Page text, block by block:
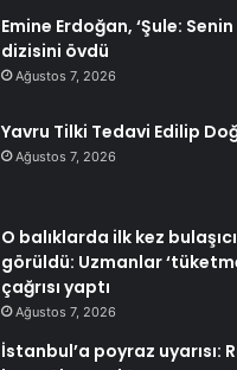
Emine Erdoğan, ‘Şule:
dizisini övdü
Ağustos 7, 2026
Yavru Tilki Tedavi Edilip
Ağustos 7, 2026
O balıklarda ilk kez
görüldü: Uzmanlar
çağrısı yaptı
Ağustos 7, 2026
İstanbul’a poyraz uyarısı: